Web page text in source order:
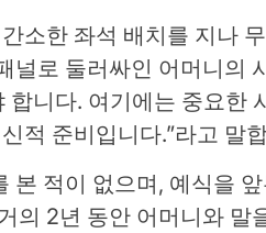
소한 좌석 배치를 지나
널로 둘러싸인 어머니의
합니다. 여기에는 중요한
적 준비입니다.”라고 말
본 적이 없으며, 예식을
의 2년 동안 어머니와 말